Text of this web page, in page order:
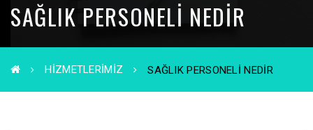
SAĞLIK PERSONELI NEDIR
HIZMETLERIMIZ SAĞLIK PERSONELI NEDIR